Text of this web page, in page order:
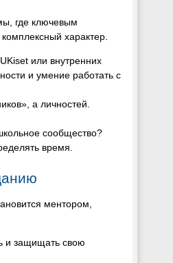
где ключевым
характер.
или внутренних
и умение работать с
а личностей.
сообщество?
время.
ментором,
и защищать свою